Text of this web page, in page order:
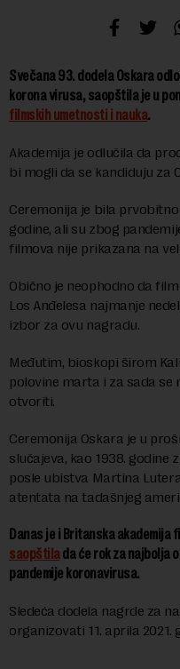
Svečana 93. dodela Oskara
korona virusa, saopštila je u
filmskih umetnosti i nauka.
Akademija je odlučila da
bi mogli da se kandiduju za
Ceremonija je bila
godine, ali su zbog
filmova nije prikazana na
Obično je neophodno da
Los Anđelesa najmanje
izbor za ovu nagradu.
Međutim, bioskopi širom
polovine marta i za sada se
otvoriti.
Ceremonija Oskara je u
slučajeva, kao 1938. godine
posle ubistva Martina
atentata na tadašnjeg
Danas je i Britanska akademija
saopštilada će rok za najbolja
pandemije koronavirusa.
Sledeća dodela nagrde za
organizovati 11. aprila 2021.